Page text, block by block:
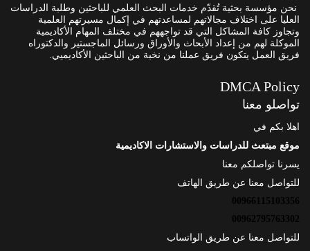
نحن مؤسسة بحثية تُقدّم خدمات البحث العلمي للباحثين وطلبة الدراسات
العليا على اختلاف مجالاتهم لمساعدتهم في إكمال مسيرتهم العلمية
وتجاوز كافة المشاكل التي قد تواجههم في مختلف المهام الأكاديمية
الموكلة لهم من إعداد الأبحاث والأوراق ورسائل الماجستير والدكتوراه
فريق العمل يتكون فريق عملنا من نخبة من الباحثين الأكاديميي.
DMCA Policy
تواصلو معنا
اهلا بكم في
موقع مبتعث للدراسات والاستشارات الاكاديمية
يسرنا تواصلكم معنا
للتواصل معنا عن طريق الهاتف
00966115103356
00962795763302
للتواصل معنا عن طريق الواتساب